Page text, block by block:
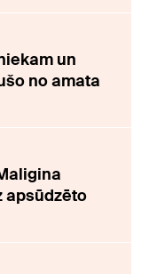
un
no amata
apsūdzēto